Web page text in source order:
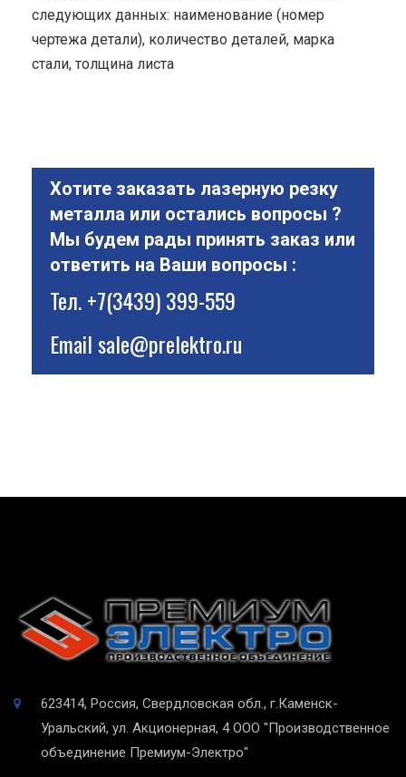
следующих данных: наименование (номер
чертежа детали), количество деталей, марка
стали, толщина листа
Хотите заказать лазерную резку
металла или остались вопросы ?
Мы будем рады принять заказ или
ответить на Ваши вопросы :
Тел.+7(3439) 399-559
Emailsale@prelektro.ru
623414, Россия, Свердловская обл., г.Каменск-
Уральский, ул. Акционерная, 4 ООО "Производственное
объединение Премиум-Электро"